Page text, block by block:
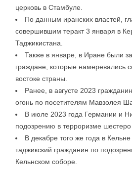
церковь в Стамбуле.
По данным иранских властей,
совершившим теракт 3 января в
Таджикистана.
Также в январе, в Иране были
граждане, которые намеревались
востоке страны.
Ранее, в августе 2023
огонь по посетителям Мавзолея
В июле 2023 года Германии и
подозрению в терроризме шестеро
В декабре того же года в
таджикский гражданин по
Кельнском соборе.